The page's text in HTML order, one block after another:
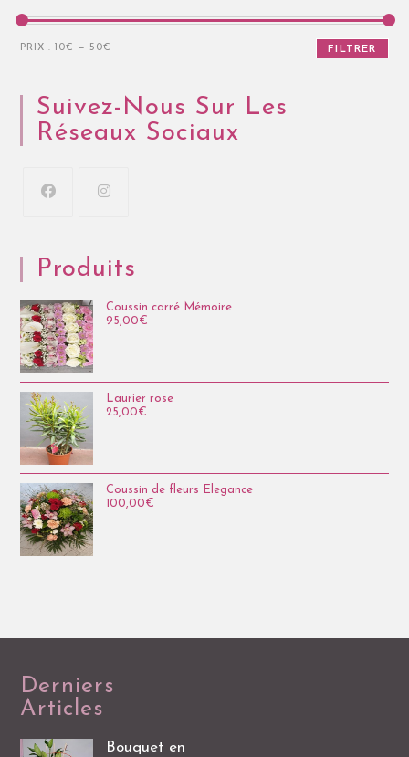
FILTRER
PRIX : 10€ —50€
Suivez-Nous Sur Les
Réseaux Sociaux
Produits
Coussin carré Mémoire
95,00€
Laurier rose
25,00€
Coussin de fleurs Elegance
100,00€
Derniers
Articles
Bouquet en